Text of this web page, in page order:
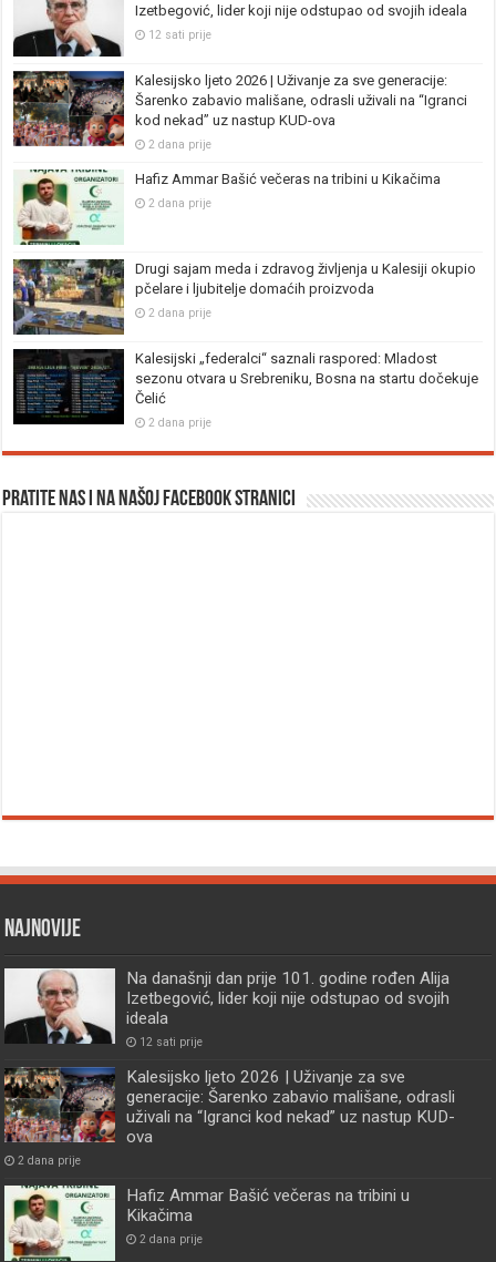
Izetbegović, lider koji nije odstupao od svojih ideala
12 sati prije
Kalesijsko ljeto 2026 | Uživanje za sve generacije:
Šarenko zabavio mališane, odrasli uživali na “Igranci
kod nekad” uz nastup KUD-ova
2 dana prije
Hafiz Ammar Bašić večeras na tribini u Kikačima
2 dana prije
Drugi sajam meda i zdravog življenja u Kalesiji okupio
pčelare i ljubitelje domaćih proizvoda
2 dana prije
Kalesijski „federalci“ saznali raspored: Mladost
sezonu otvara u Srebreniku, Bosna na startu dočekuje
Čelić
2 dana prije
Pratite nas i na našoj facebook stranici
Najnovije
Na današnji dan prije 101. godine rođen Alija
Izetbegović, lider koji nije odstupao od svojih
ideala
12 sati prije
Kalesijsko ljeto 2026 | Uživanje za sve
generacije: Šarenko zabavio mališane, odrasli
uživali na “Igranci kod nekad” uz nastup KUD-
ova
2 dana prije
Hafiz Ammar Bašić večeras na tribini u
Kikačima
2 dana prije